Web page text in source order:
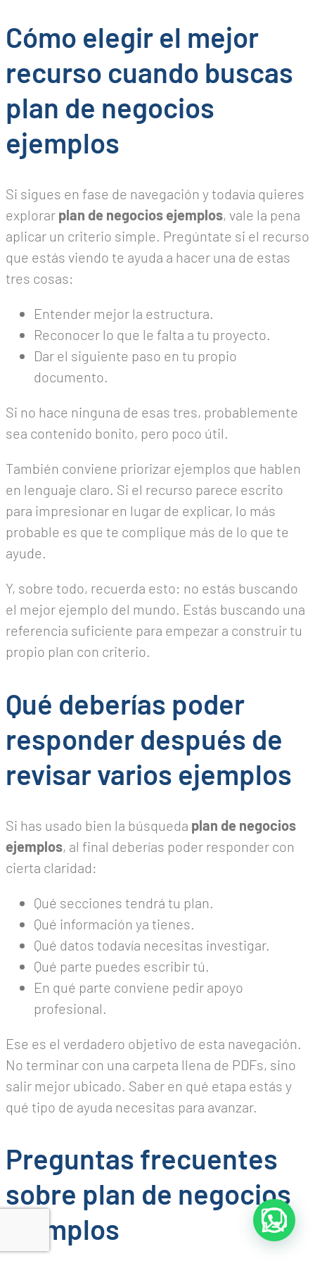
Cómo elegir el mejor
recurso cuando buscas
plan de negocios
ejemplos
Si sigues en fase de navegación y todavía quieres
explorar plan de negocios ejemplos, vale la pena
aplicar un criterio simple. Pregúntate si el recurso
que estás viendo te ayuda a hacer una de estas
tres cosas:
Entender mejor la estructura.
Reconocer lo que le falta a tu proyecto.
Dar el siguiente paso en tu propio
documento.
Si no hace ninguna de esas tres, probablemente
sea contenido bonito, pero poco útil.
También conviene priorizar ejemplos que hablen
en lenguaje claro. Si el recurso parece escrito
para impresionar en lugar de explicar, lo más
probable es que te complique más de lo que te
ayude.
Y, sobre todo, recuerda esto: no estás buscando
el mejor ejemplo del mundo. Estás buscando una
referencia suficiente para empezar a construir tu
propio plan con criterio.
Qué deberías poder
responder después de
revisar varios ejemplos
Si has usado bien la búsqueda plan de negocios
ejemplos, al final deberías poder responder con
cierta claridad:
Qué secciones tendrá tu plan.
Qué información ya tienes.
Qué datos todavía necesitas investigar.
Qué parte puedes escribir tú.
En qué parte conviene pedir apoyo
profesional.
Ese es el verdadero objetivo de esta navegación.
No terminar con una carpeta llena de PDFs, sino
salir mejor ubicado. Saber en qué etapa estás y
qué tipo de ayuda necesitas para avanzar.
Preguntas frecuentes
sobre plan de negocios
ejemplos